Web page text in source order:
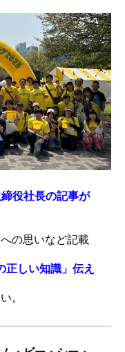
役社長の記事が
の思いなど記載
正しい知識」伝え
。